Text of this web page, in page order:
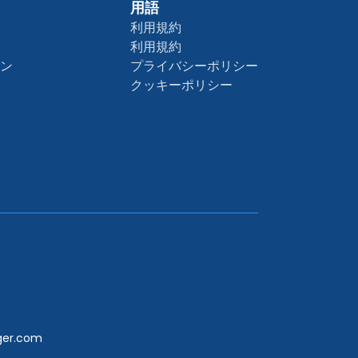
用語
利用規約
利用規約
プライバシーポリシー
クッキーポリシー